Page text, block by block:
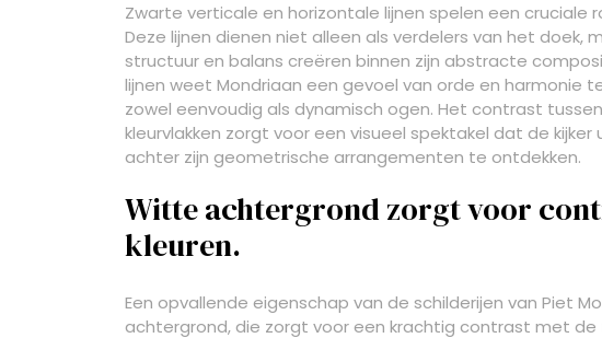
Zwarte verticale en horizontale lijnen spelen een cruciale
Deze lijnen dienen niet alleen als verdelers van het doek,
structuur en balans creëren binnen zijn abstracte
lijnen weet Mondriaan een gevoel van orde en harmonie
zowel eenvoudig als dynamisch ogen. Het contrast
kleurvlakken zorgt voor een visueel spektakel dat de
achter zijn geometrische arrangementen te ontdekken.
Witte achtergrond zorgt voor
kleuren.
Een opvallende eigenschap van de schilderijen van Piet
achtergrond, die zorgt voor een krachtig contrast met de